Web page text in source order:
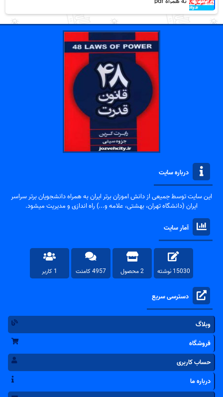
درباره سایت
این سایت توسط جمیعی از دانش اموزان برتر ایران به همراه دانشجویان برتر سراسر
ایران (دانشگاه تهران، بهشتی، علامه و...) راه اندازی و مدیریت میشود.
آمار سایت
15030 نوشته 2 محصول 4957 کامنت 1 کاربر
دسترسی سریع
وبلاگ
فروشگاه
حساب کاربری
درباره ما